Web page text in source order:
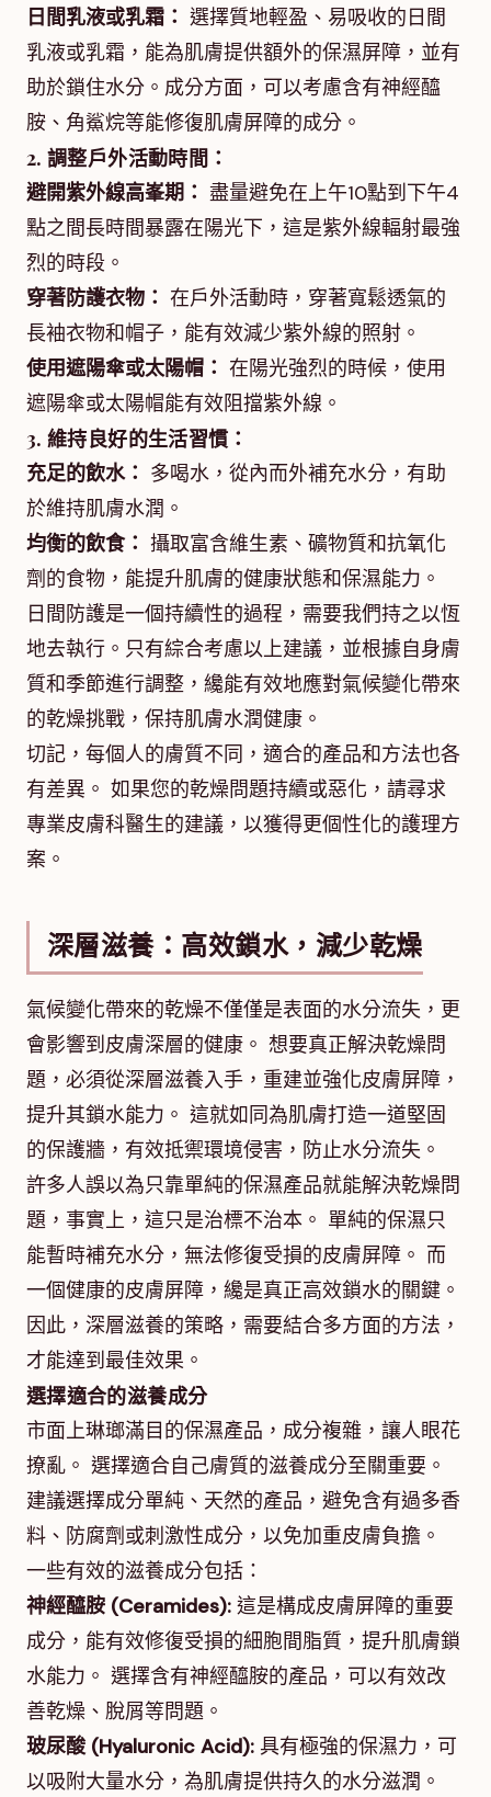
日間乳液或乳霜： 選擇質地輕盈、易吸收的日間
乳液或乳霜，能為肌膚提供額外的保濕屏障，並有
助於鎖住水分。成分方面，可以考慮含有神經醯
胺、角鯊烷等能修復肌膚屏障的成分。
2. 調整戶外活動時間：
避開紫外線高峯期： 盡量避免在上午10點到下午4
點之間長時間暴露在陽光下，這是紫外線輻射最強
烈的時段。
穿著防護衣物： 在戶外活動時，穿著寬鬆透氣的
長袖衣物和帽子，能有效減少紫外線的照射。
使用遮陽傘或太陽帽： 在陽光強烈的時候，使用
遮陽傘或太陽帽能有效阻擋紫外線。
3. 維持良好的生活習慣：
充足的飲水： 多喝水，從內而外補充水分，有助
於維持肌膚水潤。
均衡的飲食： 攝取富含維生素、礦物質和抗氧化
劑的食物，能提升肌膚的健康狀態和保濕能力。
日間防護是一個持續性的過程，需要我們持之以恆
地去執行。只有綜合考慮以上建議，並根據自身膚
質和季節進行調整，纔能有效地應對氣候變化帶來
的乾燥挑戰，保持肌膚水潤健康。
切記，每個人的膚質不同，適合的產品和方法也各
有差異。 如果您的乾燥問題持續或惡化，請尋求
專業皮膚科醫生的建議，以獲得更個性化的護理方
案。
深層滋養：高效鎖水，減少乾燥
氣候變化帶來的乾燥不僅僅是表面的水分流失，更
會影響到皮膚深層的健康。 想要真正解決乾燥問
題，必須從深層滋養入手，重建並強化皮膚屏障，
提升其鎖水能力。 這就如同為肌膚打造一道堅固
的保護牆，有效抵禦環境侵害，防止水分流失。
許多人誤以為只靠單純的保濕產品就能解決乾燥問
題，事實上，這只是治標不治本。 單純的保濕只
能暫時補充水分，無法修復受損的皮膚屏障。 而
一個健康的皮膚屏障，纔是真正高效鎖水的關鍵。
因此，深層滋養的策略，需要結合多方面的方法，
才能達到最佳效果。
選擇適合的滋養成分
市面上琳瑯滿目的保濕產品，成分複雜，讓人眼花
撩亂。 選擇適合自己膚質的滋養成分至關重要。
建議選擇成分單純、天然的產品，避免含有過多香
料、防腐劑或刺激性成分，以免加重皮膚負擔。
一些有效的滋養成分包括：
神經醯胺 (Ceramides): 這是構成皮膚屏障的重要
成分，能有效修復受損的細胞間脂質，提升肌膚鎖
水能力。 選擇含有神經醯胺的產品，可以有效改
善乾燥、脫屑等問題。
玻尿酸 (Hyaluronic Acid): 具有極強的保濕力，可
以吸附大量水分，為肌膚提供持久的水分滋潤。